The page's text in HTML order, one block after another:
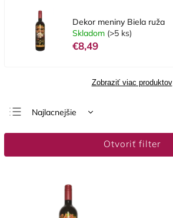
Dekor meniny Biela ruža
Skladom (>5 ks)
€8,49
Zobraziť viac produktov
Najlacnejšie
Najdrahšie
Otvoriť filter